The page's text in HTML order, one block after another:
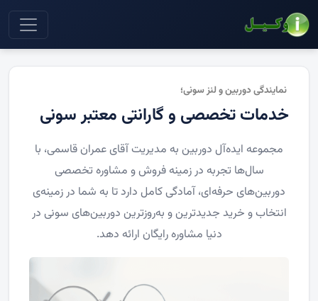
نمایندگی دوربین و لنز سونی؛
خدمات تخصصی و گارانتی معتبر سونی
مجموعه ایده‌آل دوربین به مدیریت آقای عمران قاسمی، با
سال‌ها تجربه در زمینه فروش و مشاوره تخصصی
دوربین‌های حرفه‌ای، آمادگی کامل دارد تا به شما در زمینه‌ی
انتخاب و خرید جدیدترین و به‌روزترین دوربین‌های سونی در
دنیا مشاوره رایگان ارائه دهد.